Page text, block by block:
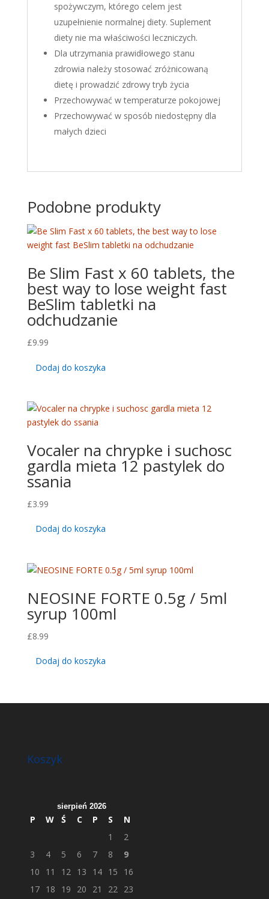
spożywczym, którego celem jest
uzupełnienie normalnej diety. Suplement
diety nie ma właściwości leczniczych.
Dla utrzymania prawidłowego stanu
zdrowia należy stosować zróżnicowaną
dietę i prowadzić zdrowy tryb życia
Przechowywać w temperaturze pokojowej
Przechowywać w sposób niedostępny dla
małych dzieci
Podobne produkty
Be Slim Fast x 60 tablets, the
best way to lose weight fast
BeSlim tabletki na
odchudzanie
£9.99
Dodaj do koszyka
Vocaler na chrypke i suchosc
gardla mieta 12 pastylek do
ssania
£3.99
Dodaj do koszyka
NEOSINE FORTE 0.5g / 5ml
syrup 100ml
£8.99
Dodaj do koszyka
Koszyk
sierpień 2026
P W Ś C P S
N
1
2
3
4 5 6 7 8
9
10
11 12 13 14 15
16
17 18 19 20 21 22 23